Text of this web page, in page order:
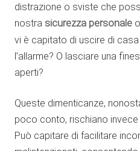
distrazione o sviste che
nostra sicurezza personale o
vi è capitato di uscire di
l’allarme? O lasciare una
aperti?
Queste dimenticanze,
poco conto, rischiano
Può capitare di facilitare